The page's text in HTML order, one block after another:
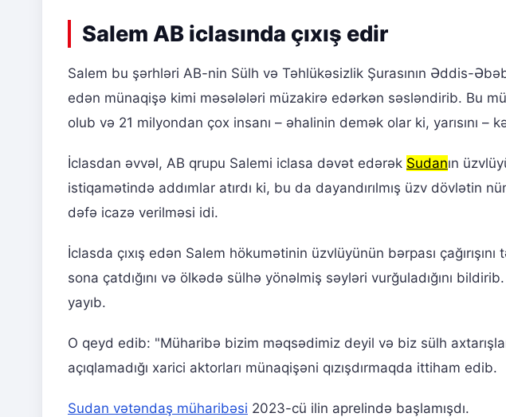
Salem AB iclasında çıxış edir
Salem bu şərhləri AB-nin Sülh və Təhlükəsizlik Şurasının Əddis-
edən münaqişə kimi məsələləri müzakirə edərkən səsləndirib. Bu
olub və 21 milyondan çox insanı – əhalinin demək olar ki, yarısını –
İclasdan əvvəl, AB qrupu Salemi iclasa dəvət edərək Sudanın
istiqamətində addımlar atırdı ki, bu da dayandırılmış üzv dövlətin
dəfə icazə verilməsi idi.
İclasda çıxış edən Salem hökumətinin üzvlüyünün bərpası çağırışını
sona çatdığını və ölkədə sülhə yönəlmiş səyləri vurğuladığını
yayıb.
O qeyd edib: "Müharibə bizim məqsədimiz deyil və biz sülh
açıqlamadığı xarici aktorları münaqişəni qızışdırmaqda ittiham edib.
Sudan vətəndaş müharibəsi 2023-cü ilin aprelində başlamışdı.